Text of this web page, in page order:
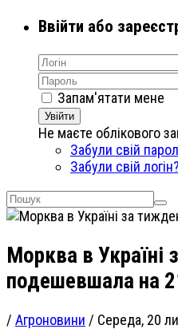
Ввійти або
Запам'ятати мене
Увійти
Не маєте облікового
Забули свій
Забули свій логін?
Морква в Україні
подешевшала на
/ Агроновини / Середа, 20